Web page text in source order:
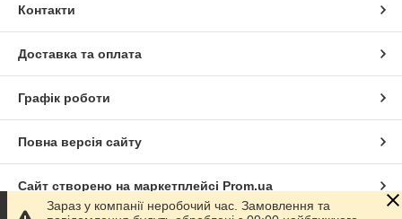
Контакти
Доставка та оплата
Графік роботи
Повна версія сайту
Сайт створено на маркетплейсі Prom.ua
Зараз у компанії неробочий час. Замовлення та